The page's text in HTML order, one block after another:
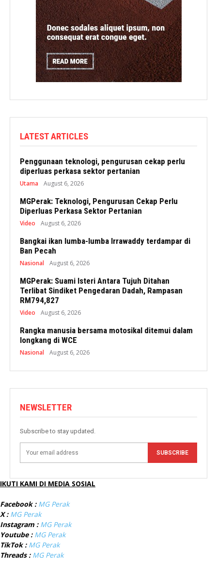
LATEST ARTICLES
Penggunaan teknologi, pengurusan cekap perlu
diperluas perkasa sektor pertanian
Utama August 6, 2026
MGPerak: Teknologi, Pengurusan Cekap Perlu
Diperluas Perkasa Sektor Pertanian
Video August 6, 2026
Bangkai ikan lumba-lumba Irrawaddy terdampar di
Ban Pecah
Nasional August 6, 2026
MGPerak: Suami Isteri Antara Tujuh Ditahan
Terlibat Sindiket Pengedaran Dadah, Rampasan
RM794,827
Video August 6, 2026
Rangka manusia bersama motosikal ditemui dalam
longkang di WCE
Nasional August 6, 2026
NEWSLETTER
Subscribe to stay updated.
SUBSCRIBE
IKUTI KAMI DI MEDIA SOSIAL
Facebook : MG Perak
X : MG Perak
Instagram : MG Perak
Youtube : MG Perak
TikTok : MG Perak
Threads : MG Perak